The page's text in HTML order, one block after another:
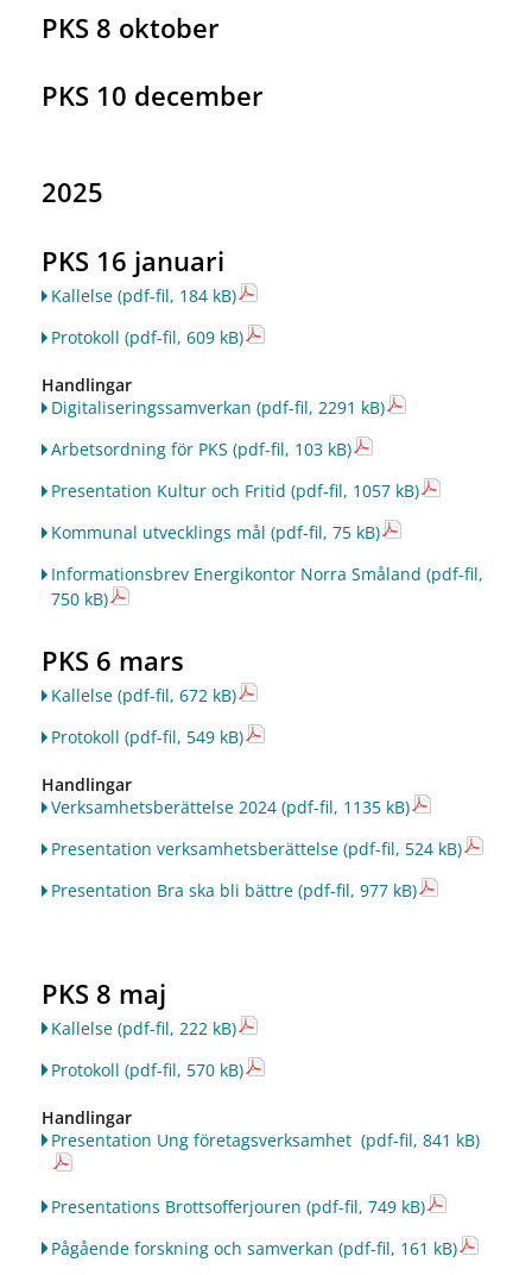
PKS 8 oktober
PKS 10 december
2025
PKS 16 januari
Kallelse(pdf-fil, 184 kB)
Protokoll (pdf-fil, 609 kB)
Handlingar
Digitaliseringssamverkan (pdf-fil, 2291 kB)
Arbetsordning för PKS (pdf-fil, 103 kB)
Presentation Kultur och Fritid (pdf-fil, 1057 kB)
Kommunal utvecklings mål (pdf-fil, 75 kB)
Informationsbrev Energikontor Norra Småland (pdf-fil,
750 kB)
PKS 6 mars
Kallelse(pdf-fil, 672 kB)
Protokoll (pdf-fil, 549 kB)
Handlingar
Verksamhetsberättelse 2024(pdf-fil, 1135 kB)
Presentation verksamhetsberättelse(pdf-fil, 524 kB)
Presentation Bra ska bli bättre(pdf-fil, 977 kB)
PKS 8 maj
Kallelse(pdf-fil, 222 kB)
Protokoll (pdf-fil, 570 kB)
Handlingar
Presentation Ung företagsverksamhet (pdf-fil, 841 kB)
Presentations Brottsofferjouren (pdf-fil, 749 kB)
Pågående forskning och samverkan (pdf-fil, 161 kB)